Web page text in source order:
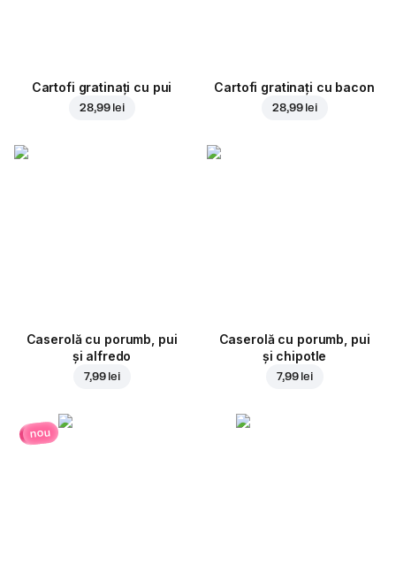
Cartofi gratinați cu pui
28,99 lei
Cartofi gratinați cu bacon
28,99 lei
Caserolă cu porumb, pui
și alfredo
7,99 lei
Caserolă cu porumb, pui
și chipotle
7,99 lei
nou